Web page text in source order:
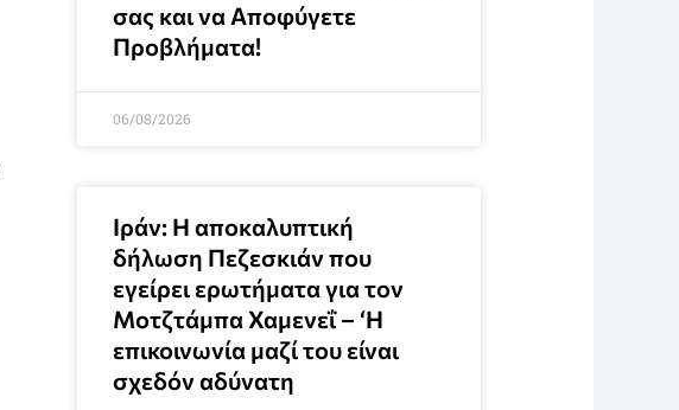
σας και να Αποφύγετε
Προβλήματα!
06/08/2026
Ιράν: Η αποκαλυπτική
δήλωση Πεζεσκιάν που
εγείρει ερωτήματα για τον
Μοτζτάμπα Χαμενεΐ – ‘Η
επικοινωνία μαζί του είναι
σχεδόν αδύνατη